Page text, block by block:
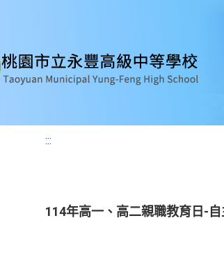
:::
114年高一、高二親職教育日-